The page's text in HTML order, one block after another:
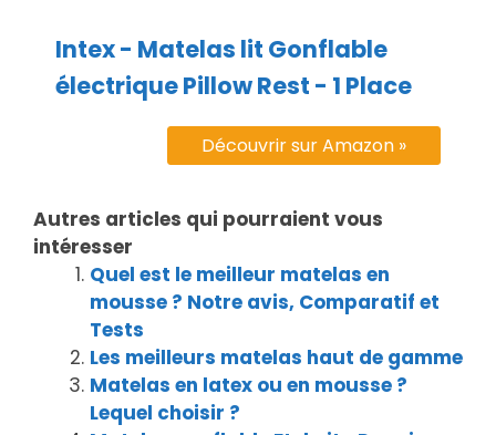
Intex - Matelas lit Gonflable
électrique Pillow Rest - 1 Place
Découvrir sur Amazon »
Autres articles qui pourraient vous
intéresser
Quel est le meilleur matelas en
mousse ? Notre avis, Comparatif et
Tests
Les meilleurs matelas haut de gamme
Matelas en latex ou en mousse ?
Lequel choisir ?